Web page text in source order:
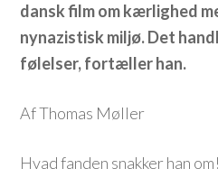
dansk film om kærlighed
nynazistisk miljø. Det
følelser, fortæller han.
Af Thomas Møller
Hvad fanden snakker han